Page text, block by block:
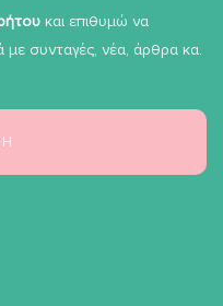
και επιθυμώ να
με συνταγές, νέα, άρθρα κα.